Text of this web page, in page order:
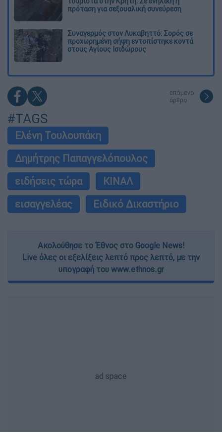
πρόταση για σεξουαλική συνεύρεση
Συναγερμός στον Λυκαβηττό: Σορός σε
προχωρημένη σήψη εντοπίστηκε κοντά
στους Αγίους Ισιδώρους
επόμενο
άρθρο
#TAGS
Ελένη Τουλουπάκη
Δημήτρης Παπαγγελόπουλος
ειδήσεις τώρα
ΚΙΝΑΛ
εισαγγελέας
Ειδικό Δικαστήριο
Ακολούθησε το Έθνος στο Google News!
Live όλες οι εξελίξεις λεπτό προς λεπτό, με την
υπογραφή του www.ethnos.gr